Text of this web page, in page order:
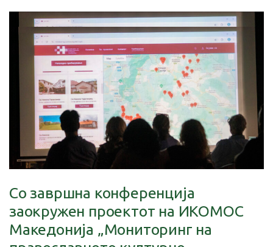
Со завршна конференција
заокружен проектот на ИКОМОС
Македонија „Мониторинг на